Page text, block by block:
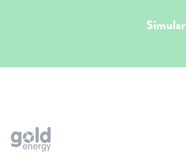
Simular
Solar
Simular